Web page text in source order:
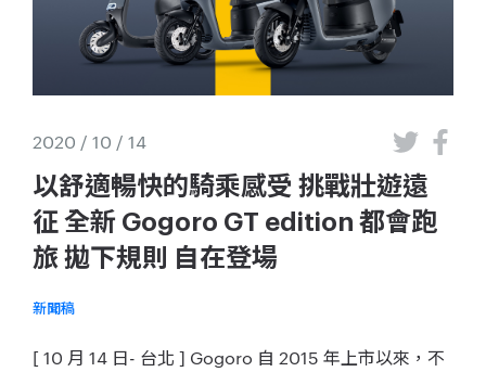
2020 / 10 / 14
以舒適暢快的騎乘感受 挑戰壯遊遠
征 全新 Gogoro GT edition 都會跑
旅 拋下規則 自在登場
新聞稿
[ 10 月 14 日- 台北 ] Gogoro 自 2015 年上市以來，不